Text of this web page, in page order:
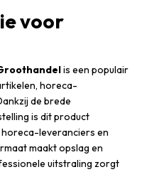
voor
is een populair
horeca-
de brede
is dit product
leveranciers en
maakt opslag en
uitstraling zorgt